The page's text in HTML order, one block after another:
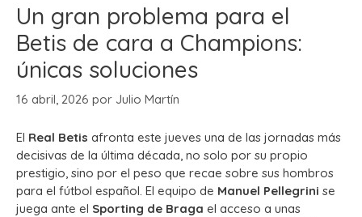
Un gran problema para el
Betis de cara a Champions:
únicas soluciones
16 abril, 2026 por Julio Martín
El Real Betis afronta este jueves una de las jornadas más
decisivas de la última década, no solo por su propio
prestigio, sino por el peso que recae sobre sus hombros
para el fútbol español. El equipo de Manuel Pellegrini se
juega ante el Sporting de Braga el acceso a unas